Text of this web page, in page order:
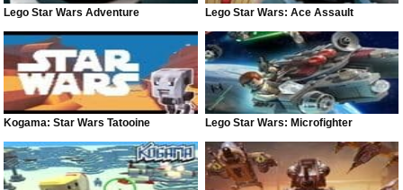
Lego Star Wars Adventure Lego Star Wars: Ace Assault
Kogama: Star Wars Tatooine Lego Star Wars: Microfighter